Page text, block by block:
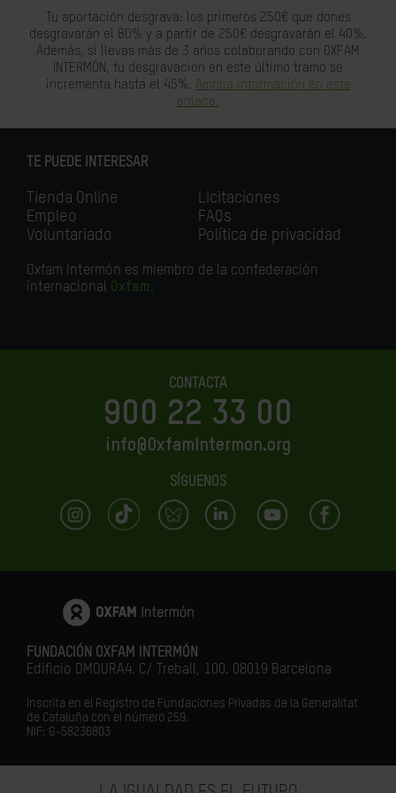
Tu aportación desgrava: los primeros 250€ que dones
desgravarán el 80% y a partir de 250€ desgravarán el 40%.
Además, si llevas más de 3 años colaborando con OXFAM
INTERMÓN, tu desgravación en este último tramo se
incrementa hasta el 45%. Amplia información en este
enlace.
TE PUEDE INTERESAR
Tienda Online
Empleo
Voluntariado
Licitaciones
FAQs
Política de privacidad
Oxfam Intermón es miembro de la confederación
internacional Oxfam.
CONTACTA
900 22 33 00
info@OxfamIntermon.org
SÍGUENOS
FUNDACIÓN OXFAM INTERMÓN
Edificio DMOURA4. C/ Treball, 100. 08019 Barcelona
Inscrita en el Registro de Fundaciones Privadas de la Generalitat
de Cataluña con el número 259.
NIF: G-58236803